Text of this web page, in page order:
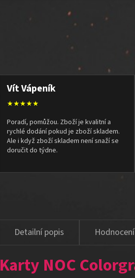
Vít Vápeník
★★★★★
Poradí, pomůžou. Zboží je kvalitní a
rychlé dodání pokud je zboží skladem.
Ale i když zboží skladem není snaží se
doručit do týdne.
Hodnocení
Karty NOC